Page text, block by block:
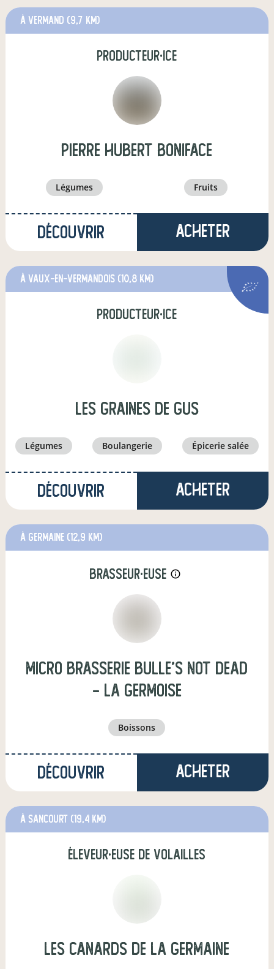
à Vermand (9,7 km)
producteur·ice
pierre hubert boniface
légumes fruits
Découvrir Acheter
à Vaux-en-Vermandois (10,8 km)
producteur·ice
Les Graines de Gus
légumes boulangerie épicerie salée
Découvrir Acheter
à Germaine (12,9 km)
brasseur·euse info_outline
Micro brasserie Bulle's not dead
- La Germoise
boissons
Découvrir Acheter
à Sancourt (19,4 km)
éleveur·euse de volailles
Les Canards de la Germaine